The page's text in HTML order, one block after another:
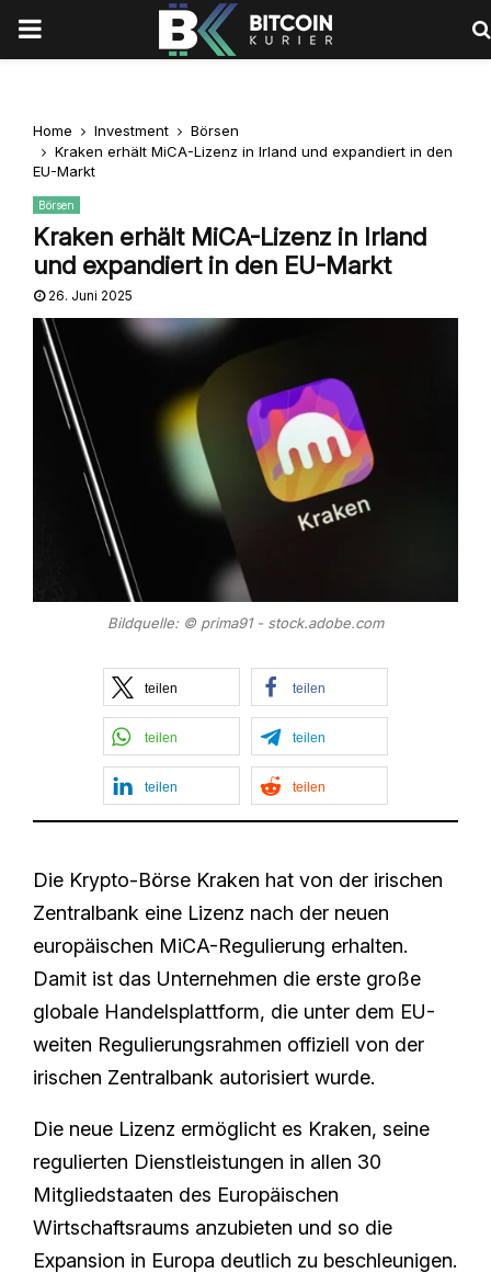
PRIMARY
Home Investment
Börsen
Kraken erhält MiCA-Lizenz in Irland und expandiert in den
EU-Markt
Börsen
Kraken erhält MiCA-Lizenz in Irland
und expandiert in den EU-Markt
26. Juni 2025
Bildquelle: © prima91 - stock.adobe.com
teilen teilen
teilen teilen
teilen teilen
Die Krypto-Börse Kraken hat von der irischen
Zentralbank eine Lizenz nach der neuen
europäischen MiCA-Regulierung erhalten.
Damit ist das Unternehmen die erste große
globale Handelsplattform, die unter dem EU-
weiten Regulierungsrahmen offiziell von der
irischen Zentralbank autorisiert wurde.
Die neue Lizenz ermöglicht es Kraken, seine
regulierten Dienstleistungen in allen 30
Mitgliedstaaten des Europäischen
Wirtschaftsraums anzubieten und so die
Expansion in Europa deutlich zu beschleunigen.